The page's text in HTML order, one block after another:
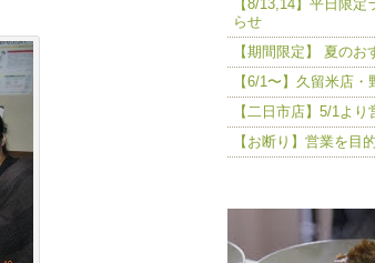
【8/13,14】平日限
らせ
【期間限定】 夏のお
【6/1〜】久留米店
【二日市店】5/1よ
【お断り】営業を目